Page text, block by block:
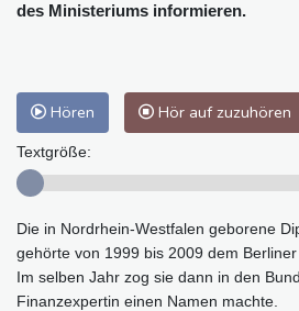
des Ministeriums informieren.
Hören Hör auf zuzuhören
Textgröße:
Die in Nordrhein-Westfalen geborene
gehörte von 1999 bis 2009 dem
Im selben Jahr zog sie dann in den
Finanzexpertin einen Namen machte.